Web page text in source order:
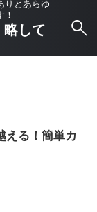
りとあらゆ
！
略して
える！簡単カ